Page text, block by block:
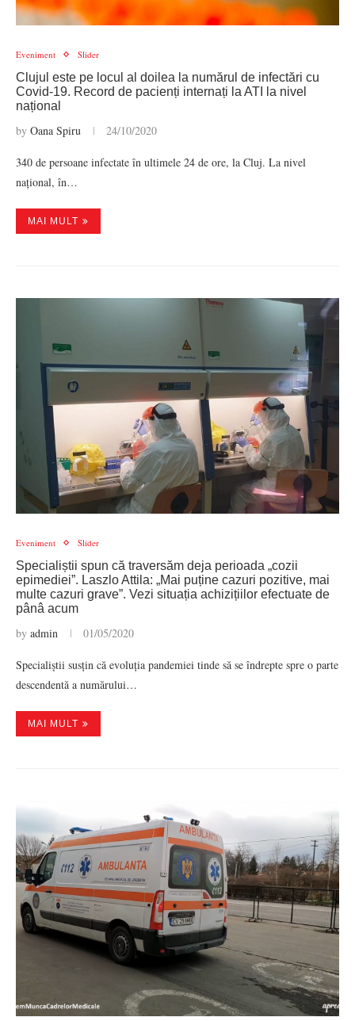
Eveniment Slider
Clujul este pe locul al doilea la numărul de infectări cu
Covid-19. Record de pacienți internați la ATI la nivel
național
by Oana Spiru 24/10/2020
340 de persoane infectate în ultimele 24 de ore, la Cluj. La nivel
național, în…
MAI MULT
Eveniment Slider
Specialiștii spun că traversăm deja perioada „cozii
epimediei”. Laszlo Attila: „Mai puține cazuri pozitive, mai
multe cazuri grave”. Vezi situația achizițiilor efectuate de
pânâ acum
by admin 01/05/2020
Specialiștii susțin că evoluția pandemiei tinde să se îndrepte spre o parte
descendentă a numărului…
MAI MULT